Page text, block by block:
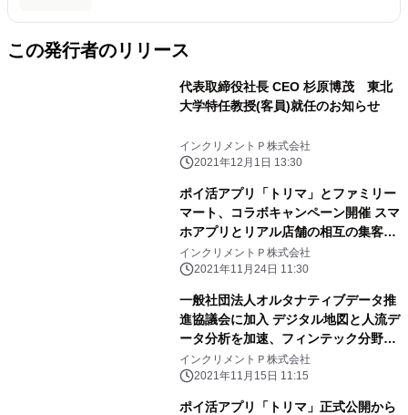
この発行者のリリース
代表取締役社長 CEO 杉原博茂 東北
大学特任教授(客員)就任のお知らせ
インクリメントＰ株式会社
2021年12月1日 13:30
ポイ活アプリ「トリマ」とファミリー
マート、コラボキャンペーン開催 スマ
ホアプリとリアル店舗の相互の集客課
題解決に向けた取り組み
インクリメントＰ株式会社
2021年11月24日 11:30
一般社団法人オルタナティブデータ推
進協議会に加入 デジタル地図と人流デ
ータ分析を加速、フィンテック分野へ
の対応強化を目指す
インクリメントＰ株式会社
2021年11月15日 11:15
ポイ活アプリ「トリマ」正式公開から